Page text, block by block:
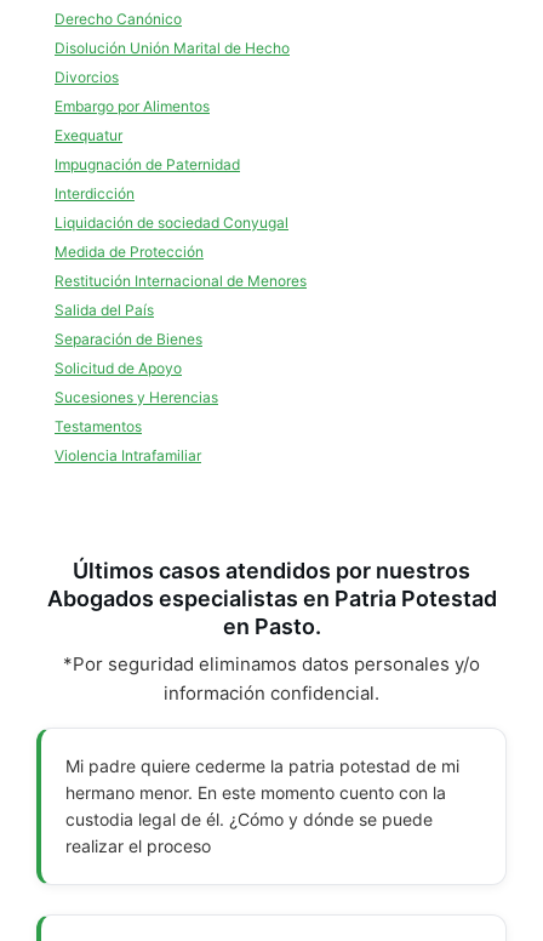
Derecho Canónico
Disolución Unión Marital de Hecho
Divorcios
Embargo por Alimentos
Exequatur
Impugnación de Paternidad
Interdicción
Liquidación de sociedad Conyugal
Medida de Protección
Restitución Internacional de Menores
Salida del País
Separación de Bienes
Solicitud de Apoyo
Sucesiones y Herencias
Testamentos
Violencia Intrafamiliar
Últimos casos atendidos por nuestros
Abogados especialistas en Patria Potestad
en Pasto.
*Por seguridad eliminamos datos personales y/o
información confidencial.
Mi padre quiere cederme la patria potestad de mi
hermano menor. En este momento cuento con la
custodia legal de él. ¿Cómo y dónde se puede
realizar el proceso